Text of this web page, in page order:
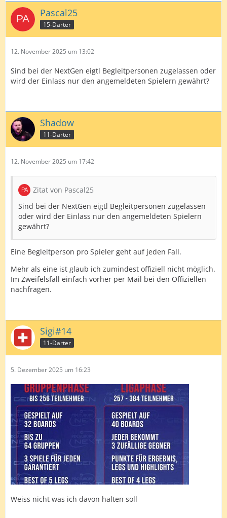
Pascal25
15-Darter
12. November 2025 um 13:02
Sind bei der NextGen eigtl Begleitpersonen zugelassen oder
wird der Einlass nur den angemeldeten Spielern gewährt?
Shadow
11-Darter
12. November 2025 um 17:42
Zitat von Pascal25
Sind bei der NextGen eigtl Begleitpersonen zugelassen
oder wird der Einlass nur den angemeldeten Spielern
gewährt?
Eine Begleitperson pro Spieler geht auf jeden Fall.
Mehr als eine ist glaub ich zumindest offiziell nicht möglich.
Im Zweifelsfall einfach vorher per Mail bei den Offiziellen
nachfragen.
Sigi#14
11-Darter
5. Dezember 2025 um 16:23
Weiss nicht was ich davon halten soll